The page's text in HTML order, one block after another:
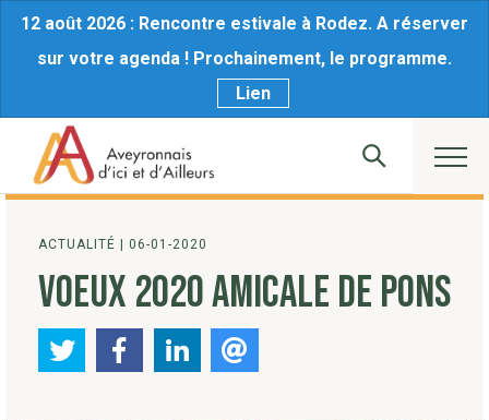
12 août 2026 : Rencontre estivale à Rodez. A réserver
sur votre agenda ! Prochainement, le programme.
Lien
ACTUALITÉ 06-01-2020
VOEUX 2020 AMICALE DE PONS